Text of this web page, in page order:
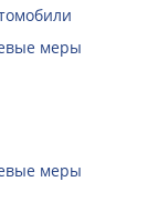
меры
меры